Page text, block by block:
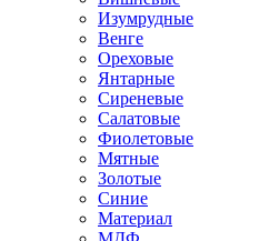
Изумрудные
Венге
Ореховые
Янтарные
Сиреневые
Салатовые
Фиолетовые
Мятные
Золотые
Синие
Материал